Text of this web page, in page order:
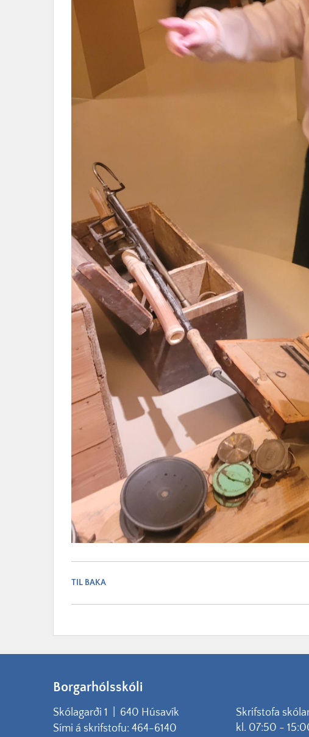
TIL BAKA
Borgarhólsskóli
Skólagarði 1 | 640 Húsavík
Sími á skrifstofu: 464-6140
Skrifstofa
kl. 07:50 -